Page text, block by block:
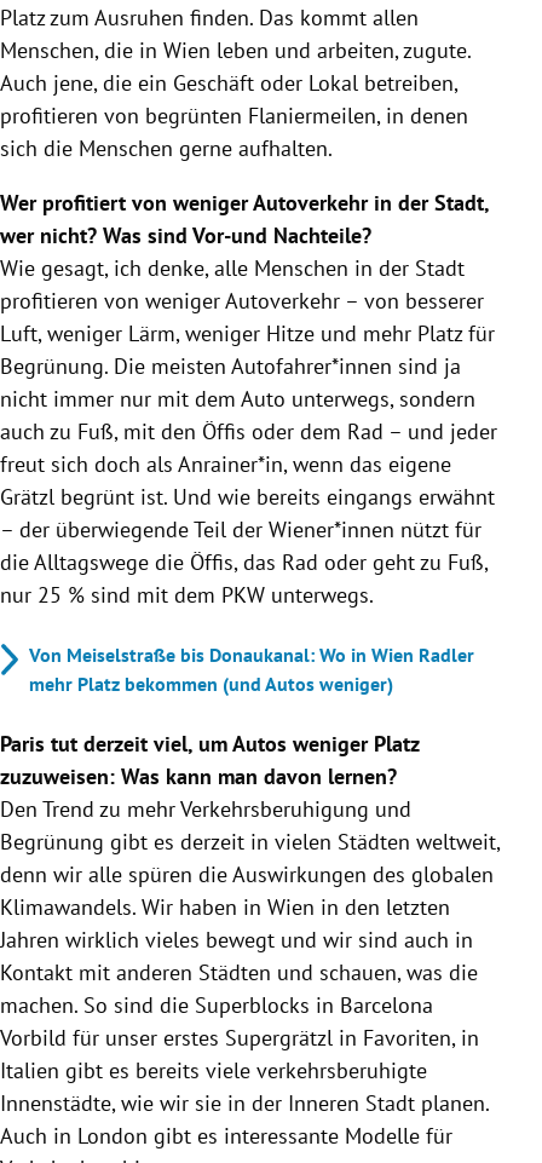
Platz zum Ausruhen finden. Das kommt allen
Menschen, die in Wien leben und arbeiten, zugute.
Auch jene, die ein Geschäft oder Lokal betreiben,
profitieren von begrünten Flaniermeilen, in denen
sich die Menschen gerne aufhalten.
Wer profitiert von weniger Autoverkehr in der Stadt,
wer nicht? Was sind Vor-und Nachteile?
Wie gesagt, ich denke, alle Menschen in der Stadt
profitieren von weniger Autoverkehr – von besserer
Luft, weniger Lärm, weniger Hitze und mehr Platz für
Begrünung. Die meisten Autofahrer*innen sind ja
nicht immer nur mit dem Auto unterwegs, sondern
auch zu Fuß, mit den Öffis oder dem Rad – und jeder
freut sich doch als Anrainer*in, wenn das eigene
Grätzl begrünt ist. Und wie bereits eingangs erwähnt
– der überwiegende Teil der Wiener*innen nützt für
die Alltagswege die Öffis, das Rad oder geht zu Fuß,
nur 25 % sind mit dem PKW unterwegs.
Von Meiselstraße bis Donaukanal: Wo in Wien Radler
mehr Platz bekommen (und Autos weniger)
Paris tut derzeit viel, um Autos weniger Platz
zuzuweisen: Was kann man davon lernen?
Den Trend zu mehr Verkehrsberuhigung und
Begrünung gibt es derzeit in vielen Städten weltweit,
denn wir alle spüren die Auswirkungen des globalen
Klimawandels. Wir haben in Wien in den letzten
Jahren wirklich vieles bewegt und wir sind auch in
Kontakt mit anderen Städten und schauen, was die
machen. So sind die Superblocks in Barcelona
Vorbild für unser erstes Supergrätzl in Favoriten, in
Italien gibt es bereits viele verkehrsberuhigte
Innenstädte, wie wir sie in der Inneren Stadt planen.
Auch in London gibt es interessante Modelle für